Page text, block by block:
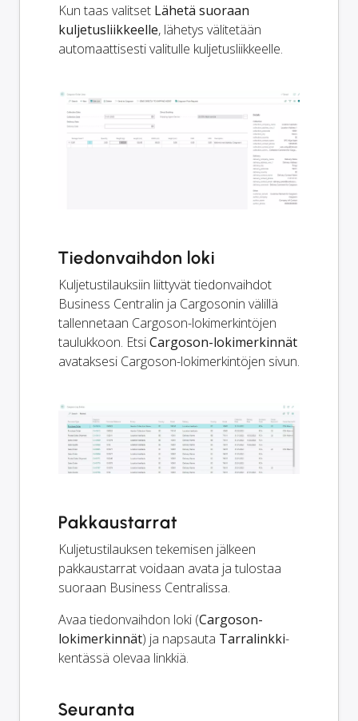
Kun taas valitset Lähetä suoraan
kuljetusliikkeelle, lähetys välitetään
automaattisesti valitulle kuljetusliikkeelle.
Tiedonvaihdon loki
Kuljetustilauksiin liittyvät tiedonvaihdot
Business Centralin ja Cargosonin välillä
tallennetaan Cargoson-lokimerkintöjen
taulukkoon. EtsiCargoson-lokimerkinnät
avataksesi Cargoson-lokimerkintöjen sivun.
Pakkaustarrat
Kuljetustilauksen tekemisen jälkeen
pakkaustarrat voidaan avata ja tulostaa
suoraan Business Centralissa.
Avaa tiedonvaihdon loki (Cargoson-
lokimerkinnät) ja napsauta Tarralinkki-
kentässä olevaa linkkiä.
Seuranta